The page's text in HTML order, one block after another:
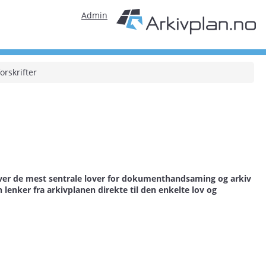
Admin
de mest sentrale lover for dokumenthandsaming og arkiv
fra arkivplanen direkte til den enkelte lov og